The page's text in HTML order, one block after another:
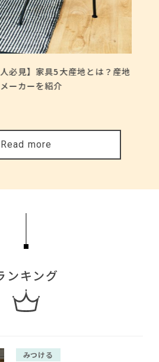
必見】家具5大産地とは？産地
ーカーを紹介
Read more
ンキング
みつける